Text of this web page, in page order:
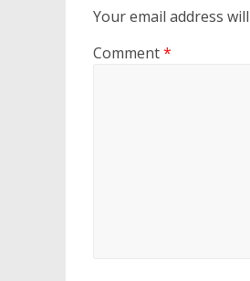
Your email address
Comment*